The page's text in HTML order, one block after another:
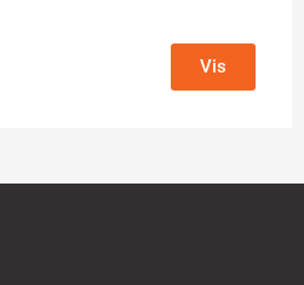
Vis